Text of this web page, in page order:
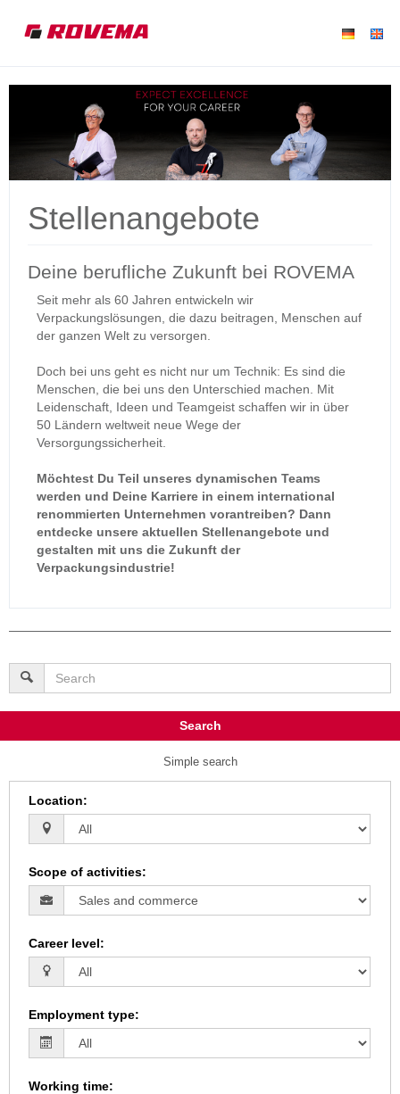
Stellenangebote
Deine berufliche Zukunft bei ROVEMA
Seit mehr als 60 Jahren entwickeln wir
Verpackungslösungen, die dazu beitragen, Menschen auf
der ganzen Welt zu versorgen.
Doch bei uns geht es nicht nur um Technik: Es sind die
Menschen, die bei uns den Unterschied machen. Mit
Leidenschaft, Ideen und Teamgeist schaffen wir in über
50 Ländern weltweit neue Wege der
Versorgungssicherheit.
Möchtest Du Teil unseres dynamischen Teams
werden und Deine Karriere in einem international
renommierten Unternehmen vorantreiben? Dann
entdecke unsere aktuellen Stellenangebote und
gestalten mit uns die Zukunft der
Verpackungsindustrie!
Search
Simple search
Location:
Scope of activities:
Career level:
Employment type:
Working time: